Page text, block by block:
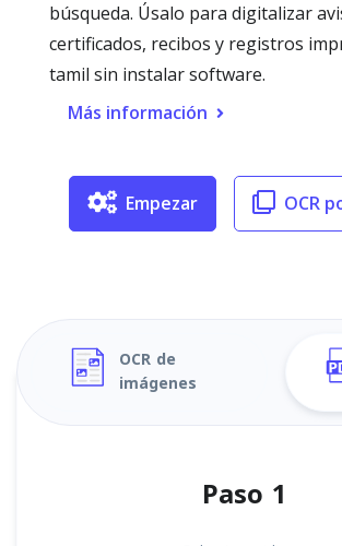
búsqueda. Úsalo para digitalizar
certificados, recibos y registros
tamil sin instalar software.
Más información
Empezar OCR
OCR de
imágenes
Paso 1